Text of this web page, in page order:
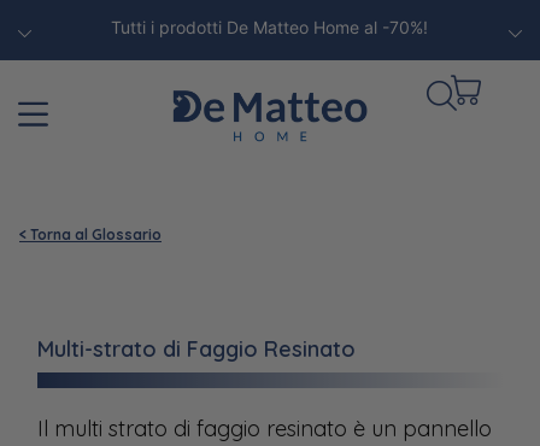
Tutti i prodotti De Matteo Home al -70%!
< Torna al Glossario
Multi-strato di Faggio Resinato
Il multi strato di faggio resinato è un pannello